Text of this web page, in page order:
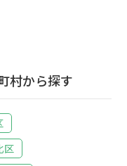
村から探す
区